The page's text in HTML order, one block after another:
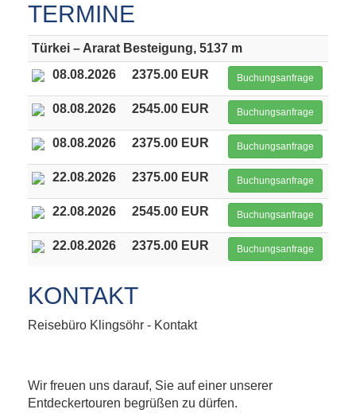
TERMINE
Türkei – Ararat Besteigung, 5137 m
08.08.2026
2375.00 EUR Buchungsanfrage
08.08.2026 2545.00 EUR Buchungsanfrage
08.08.2026 2375.00 EUR Buchungsanfrage
22.08.2026 2375.00 EUR Buchungsanfrage
22.08.2026 2545.00 EUR Buchungsanfrage
22.08.2026 2375.00 EUR Buchungsanfrage
KONTAKT
Reisebüro Klingsöhr - Kontakt
Wir freuen uns darauf, Sie auf einer unserer
Entdeckertouren begrüßen zu dürfen.